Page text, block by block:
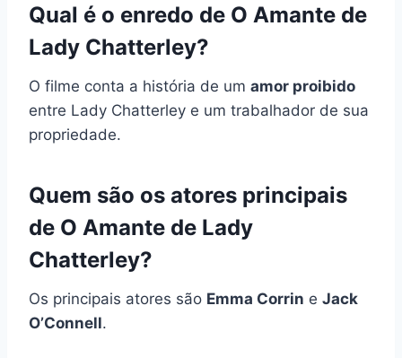
Qual é o enredo de O Amante de
Lady Chatterley?
O filme conta a história de um amor proibido
entre Lady Chatterley e um trabalhador de sua
propriedade.
Quem são os atores principais
de O Amante de Lady
Chatterley?
Os principais atores são Emma Corrin e Jack
O’Connell.